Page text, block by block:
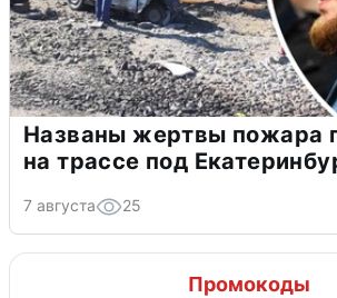
Названы жертвы пожара
на трассе под
7 августа 25
Промокоды